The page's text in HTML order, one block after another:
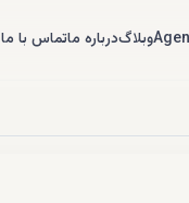
وبلاگدرباره ماتماس با ما